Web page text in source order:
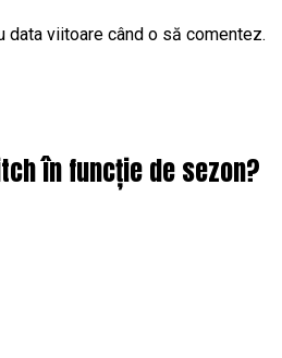
viitoare când o să comentez.
în funcție de sezon?